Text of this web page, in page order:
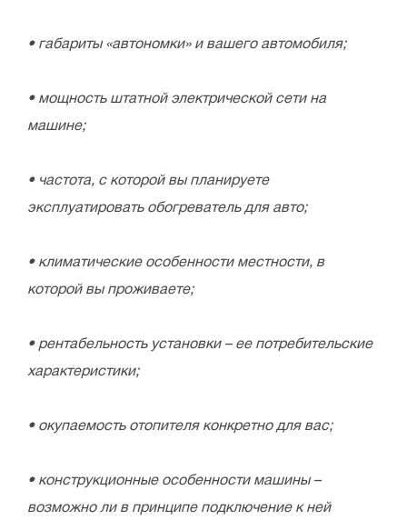
• габариты «автономки» и вашего автомобиля;
• мощность штатной электрической сети на
машине;
• частота, с которой вы планируете
эксплуатировать обогреватель для авто;
• климатические особенности местности, в
которой вы проживаете;
• рентабельность установки – ее потребительские
характеристики;
• окупаемость отопителя конкретно для вас;
• конструкционные особенности машины –
возможно ли в принципе подключение к ней